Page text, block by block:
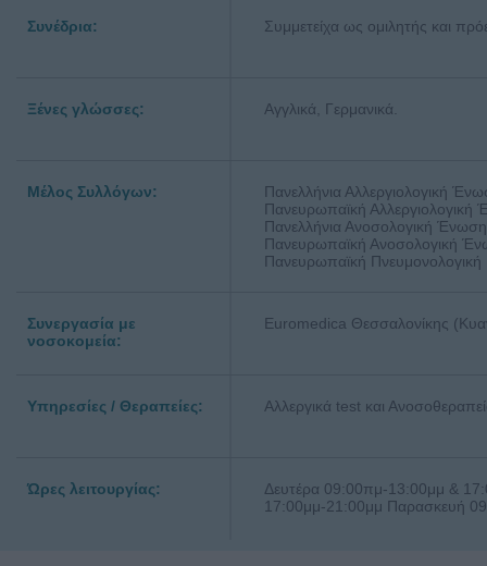
Συνέδρια: Συμμετείχα ως ομιλητής και
Ξένες γλώσσες: Αγγλικά, Γερμανικά.
Μέλος Συλλόγων:
Πανελλήνια Αλλεργιολογική
Πανευρωπαϊκή Αλλεργιολογική
Πανελλήνια Ανοσολογική Ένωση
Πανευρωπαϊκή Ανοσολογική
Πανευρωπαϊκή Πνευμονολογική
Συνεργασία με
νοσοκομεία:
Euromedica Θεσσαλονίκης
Υπηρεσίες / Θεραπείες: Αλλεργικά test και
Ώρες λειτουργίας:
Δευτέρα 09:00πμ-13:00μμ &
17:00μμ-21:00μμ Παρασκευή